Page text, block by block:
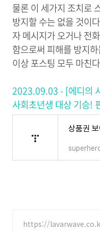
물론 이 세가지 조치로
방지할 수는 없을 것이
자 메시지가 오거나 전
함으로써 피해를 방지
이상 포스팅 모두 마친
2023.09.03 - [에디의
사회초년생 대상 기승!
https://